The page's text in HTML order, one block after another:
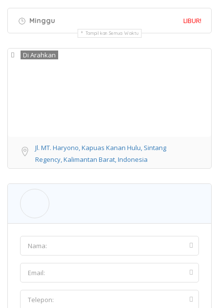
Minggu LIBUR!
Tampilkan Semua Waktu
Di Arahkan
Jl. MT. Haryono, Kapuas Kanan Hulu, Sintang
Regency, Kalimantan Barat, Indonesia